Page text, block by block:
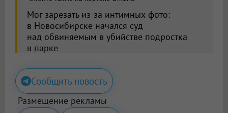
Мог зарезать из-за интимных фото:
в Новосибирске начался суд
над обвиняемым в убийстве подростка
в парке
Сообщить новость
Размещение рекламы